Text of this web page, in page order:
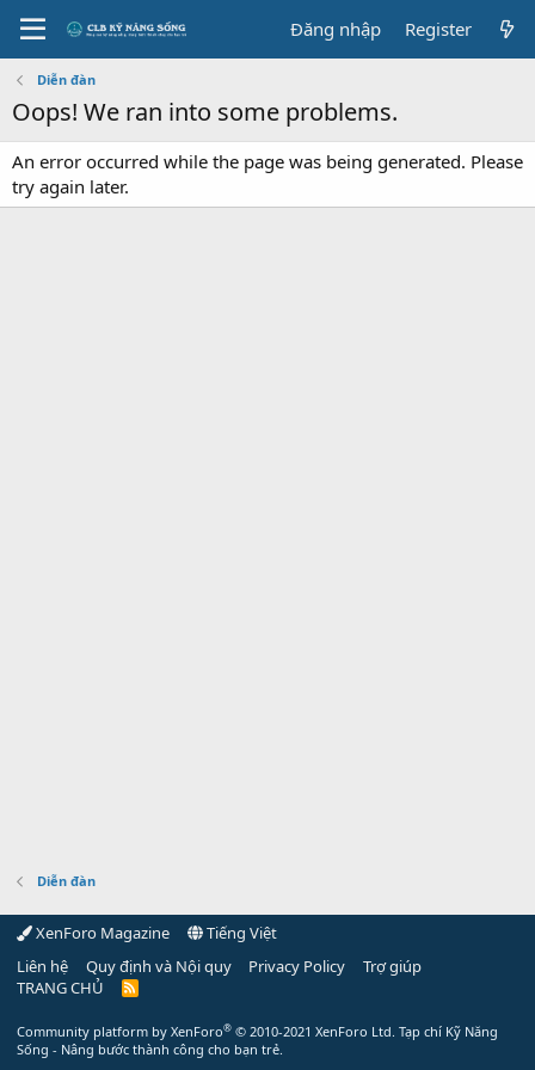
Đăng nhập Register
Diễn đàn
Oops! We ran into some problems.
An error occurred while the page was being generated. Please
try again later.
Diễn đàn
XenForo Magazine
Tiếng Việt
Liên hệ
Quy định và Nội quy Privacy Policy
Trợ giúp
TRANG CHỦ
R
Community platform by XenForo® © 2010-2021 XenForo Ltd. Tạp chí Kỹ Năng
Sống - Nâng bước thành công cho bạn trẻ.